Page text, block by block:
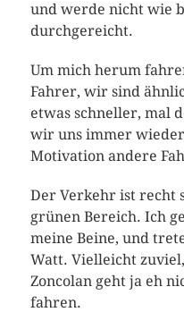
und werde nicht wie
durchgereicht.
Um mich herum
Fahrer, wir sind
etwas schneller, mal
wir uns immer
Motivation andere
Der Verkehr ist recht
grünen Bereich. Ich
meine Beine, und
Watt. Vielleicht
Zoncolan geht ja eh
fahren.